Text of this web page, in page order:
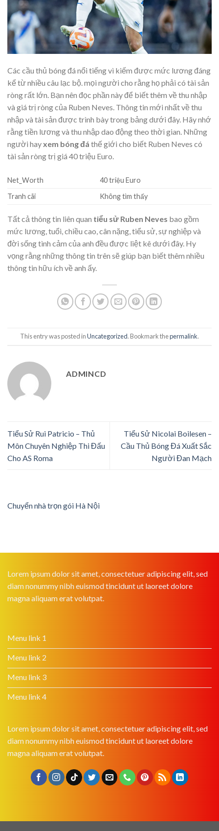
Các cầu thủ bóng đá nổi tiếng vì kiếm được mức lương đáng
kể từ nhiều câu lạc bộ. mọi người cho rằng họ phải có tài sản
ròng rất lớn. Bạn nên đọc phần này để biết thêm về thu nhập
và giá trị ròng của Ruben Neves. Thông tin mới nhất về thu
nhập và tài sản được trình bày trong bảng dưới đây. Hãy nhớ
rằng tiền lương và thu nhập dao động theo thời gian. Những
người hayxem bóng đá thế giới cho biết Ruben Neves có
tài sản ròng trị giá 40 triệu Euro.
Net_Worth
40 triệu Euro
Tranh cãi
Không tìm thấy
Tất cả thông tin liên quan tiểu sử Ruben Neves bao gồm
mức lương, tuổi, chiều cao, cân nặng, tiểu sử, sự nghiệp và
đời sống tình cảm của anh đều được liệt kê dưới đây. Hy
vọng rằng những thông tin trên sẽ giúp bạn biết thêm nhiều
thông tin hữu ích về anh ấy.
This entry was posted inUncategorized. Bookmark thepermalink.
ADMINCD
Tiểu Sử Rui Patricio – Thủ
Môn Chuyên Nghiệp Thi Đấu
Cho AS Roma
Tiểu Sử Nicolai Boilesen –
Cầu Thủ Bóng Đá Xuất Sắc
Người Đan Mạch
Chuyển nhà trọn gói Hà Nội
Lorem ipsum dolor sit amet, consectetuer adipiscing elit, sed
diam nonummy nibh euismod tincidunt ut laoreet dolore
magna aliquam erat volutpat.
Menu link 1
Menu link 2
Menu link 3
Menu link 4
Lorem ipsum dolor sit amet, consectetuer adipiscing elit, sed
diam nonummy nibh euismod tincidunt ut laoreet dolore
magna aliquam erat volutpat.